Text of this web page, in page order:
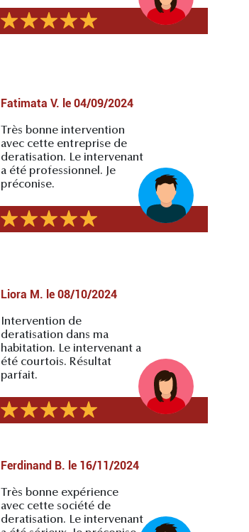
Fatimata V. le 04/09/2024
Très bonne intervention
avec cette entreprise de
deratisation. Le intervenant
a été professionnel. Je
préconise.
Liora M. le 08/10/2024
Intervention de
deratisation dans ma
habitation. Le intervenant a
été courtois. Résultat
parfait.
Ferdinand B. le 16/11/2024
Très bonne expérience
avec cette société de
deratisation. Le intervenant